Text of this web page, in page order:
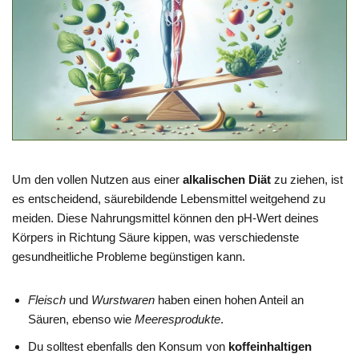
Um den vollen Nutzen aus einer alkalischen Diät zu ziehen, ist
es entscheidend, säurebildende Lebensmittel weitgehend zu
meiden. Diese Nahrungsmittel können den pH-Wert deines
Körpers in Richtung Säure kippen, was verschiedenste
gesundheitliche Probleme begünstigen kann.
Fleisch und Wurstwaren haben einen hohen Anteil an
Säuren, ebenso wie Meeresprodukte.
Du solltest ebenfalls den Konsum von koffeinhaltigen